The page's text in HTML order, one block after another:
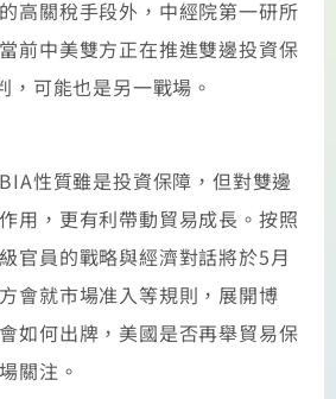
高關稅手段外，中經院第一研所
前中美雙方正在推進雙邊投資保
，可能也是另一戰場。
性質雖是投資保障，但對雙邊
用，更有利帶動貿易成長。按照
官員的戰略與經濟對話將於5月
會就市場准入等規則，展開博
如何出牌，美國是否再舉貿易保
關注。